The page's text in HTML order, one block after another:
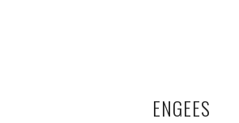
ENGEES